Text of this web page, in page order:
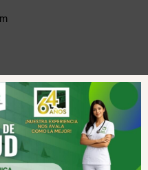
Grupo HBA Noticias| Todos los